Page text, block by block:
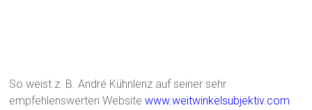
So weist z. B. André Kühnlenz auf seiner sehr
empfehlenswerten Websitewww.weitwinkelsubjektiv.com